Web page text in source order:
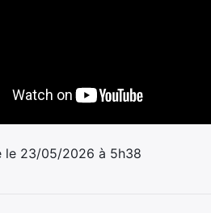
le 23/05/2026 à 5h38